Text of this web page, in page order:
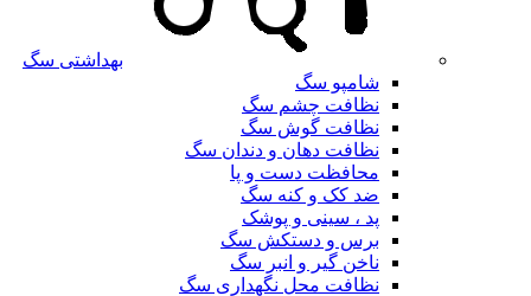
بهداشتی سگ
شامپو سگ
نظافت چشم سگ
نظافت گوش سگ
نظافت دهان و دندان سگ
محافظت دست و پا
ضد کک و کنه سگ
پد ، سینی و پوشک
برس و دستکش سگ
ناخن گیر و انبر سگ
نظافت محل نگهداری سگ